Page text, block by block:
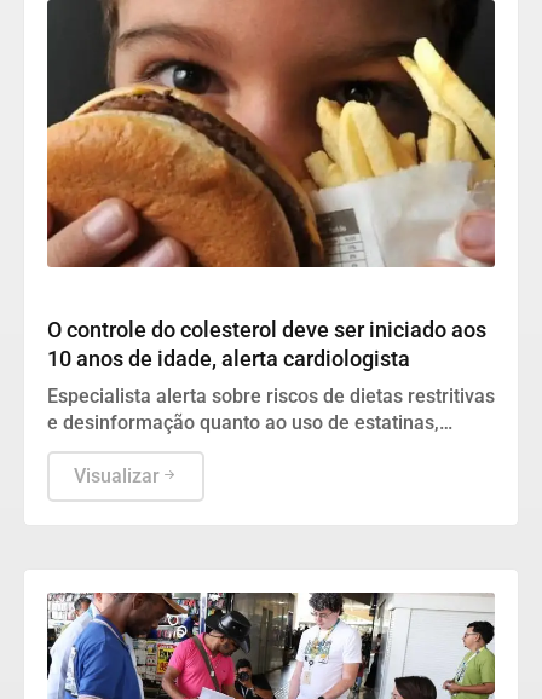
O controle do colesterol deve ser iniciado aos
10 anos de idade, alerta cardiologista
Especialista alerta sobre riscos de dietas restritivas
e desinformação quanto ao uso de estatinas,
defendendo hábitos saudáveis para evitar o
infarto.
Visualizar